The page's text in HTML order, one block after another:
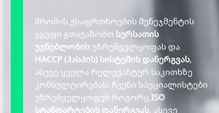
შრომის უსაფრთხოების მენეჯმენტის
ჯგუფი გთავაზობთ სურსათის
უვნებლობის უზრუნველყოფას და
HACCP (ჰასპის) სისტემის დანერგვას,
ასევე ყველა რელევანტურ საკითხზე
კონსულტირებას. ჩვენი სპეციალისტები
უზრუნველყოფენ როგორც ISO
სტანდარტების დანერგვას, ასევე